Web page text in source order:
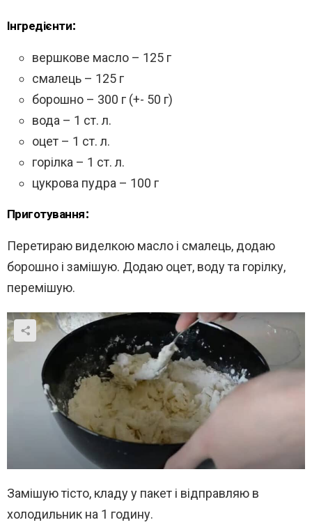
Інгредієнти:
вершкове масло – 125 г
смалець – 125 г
борошно – 300 г (+- 50 г)
вода – 1 ст. л.
оцет – 1 ст. л.
горілка – 1 ст. л.
цукрова пудра – 100 г
Приготування:
Перетираю виделкою масло і смалець, додаю
борошно і замішую. Додаю оцет, воду та горілку,
перемішую.
Замішую тісто, кладу у пакет і відправляю в
холодильник на 1 годину.